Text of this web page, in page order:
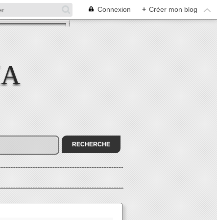
Connexion + Créer mon blog